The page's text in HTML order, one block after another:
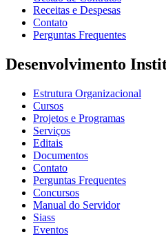
Receitas e Despesas
Contato
Perguntas Frequentes
Desenvolvimento
Estrutura Organizacional
Cursos
Projetos e Programas
Serviços
Editais
Documentos
Contato
Perguntas Frequentes
Concursos
Manual do Servidor
Siass
Eventos